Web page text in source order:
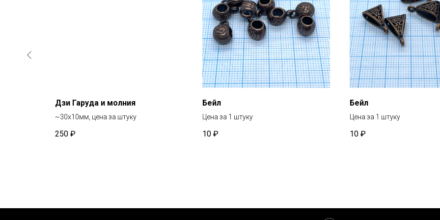
Дзи Гаруда и молния
~30х10мм, цена за штуку
250 ₽
Бейл
Цена за 1 штуку
10 ₽
Бейл
Цена за 1 штуку
10 ₽